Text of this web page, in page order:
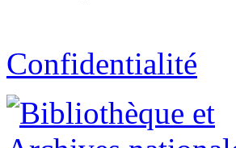
Confidentialité